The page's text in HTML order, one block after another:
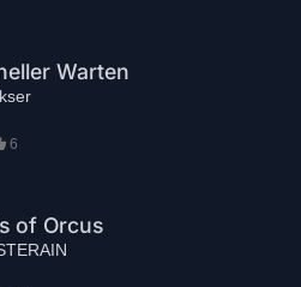
Warten
6
of Orcus